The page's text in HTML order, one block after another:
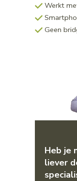
Werkt
Geen
Heb je
liever